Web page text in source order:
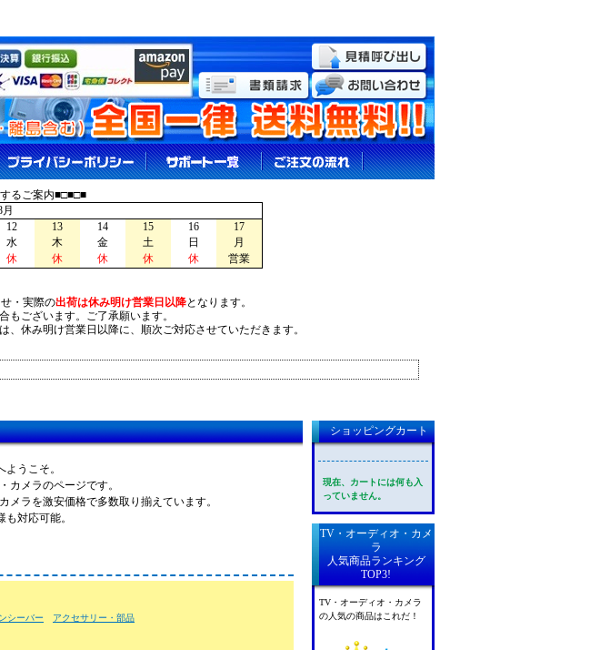
るご案内■□■□■
12 13 14 15 16
17
水 木 金 土 日
月
休 休 休 休 休
営業
・実際の出荷は休み明け営業日以降となります。
ございます。ご了承願います。
休み明け営業日以降に、順次ご対応させていただきます。
うこそ。
カメラのページです。
メラを激安価格で多数取り揃えています。
対応可能。
シーバー アクセサリー・部品
ショッピングカート
現在、カートには何も入
っていません。
TV・オーディオ・カメ
ラ
人気商品ランキング
TOP3!
TV・オーディオ・カメラ
の人気の商品はこれだ！